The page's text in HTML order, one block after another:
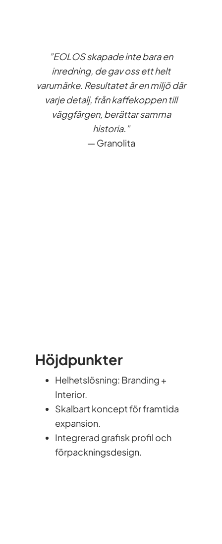
”EOLOS skapade inte bara en
inredning, de gav oss ett helt
varumärke. Resultatet är en miljö där
varje detalj, från kaffekoppen till
väggfärgen, berättar samma
historia.”
— Granolita
Höjdpunkter
Helhetslösning: Branding +
Interior.
Skalbart koncept för framtida
expansion.
Integrerad grafisk profil och
förpackningsdesign.